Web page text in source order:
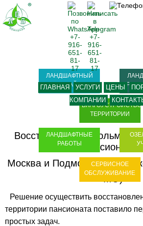
Восстановление дольмена
пансионата
Москва и Подмосковье
Решение осуществить
территории пансионата поставило
простых задач.
ГЛАВНАЯ УСЛУГИ ЦЕНЫ
КОМПАНИИ
ЛАНДШАФТНЫЙ
ДИЗАЙН
БЛАГОУСТРОЙСТВО
ТЕРРИТОРИИ
ЛАНДШАФТНЫЕ
РАБОТЫ
СЕРВИСНОЕ
ОБСЛУЖИВАНИЕ